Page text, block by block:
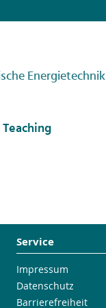
Energietechnik
Service
Impressum
Datenschutz
Barrierefreiheit